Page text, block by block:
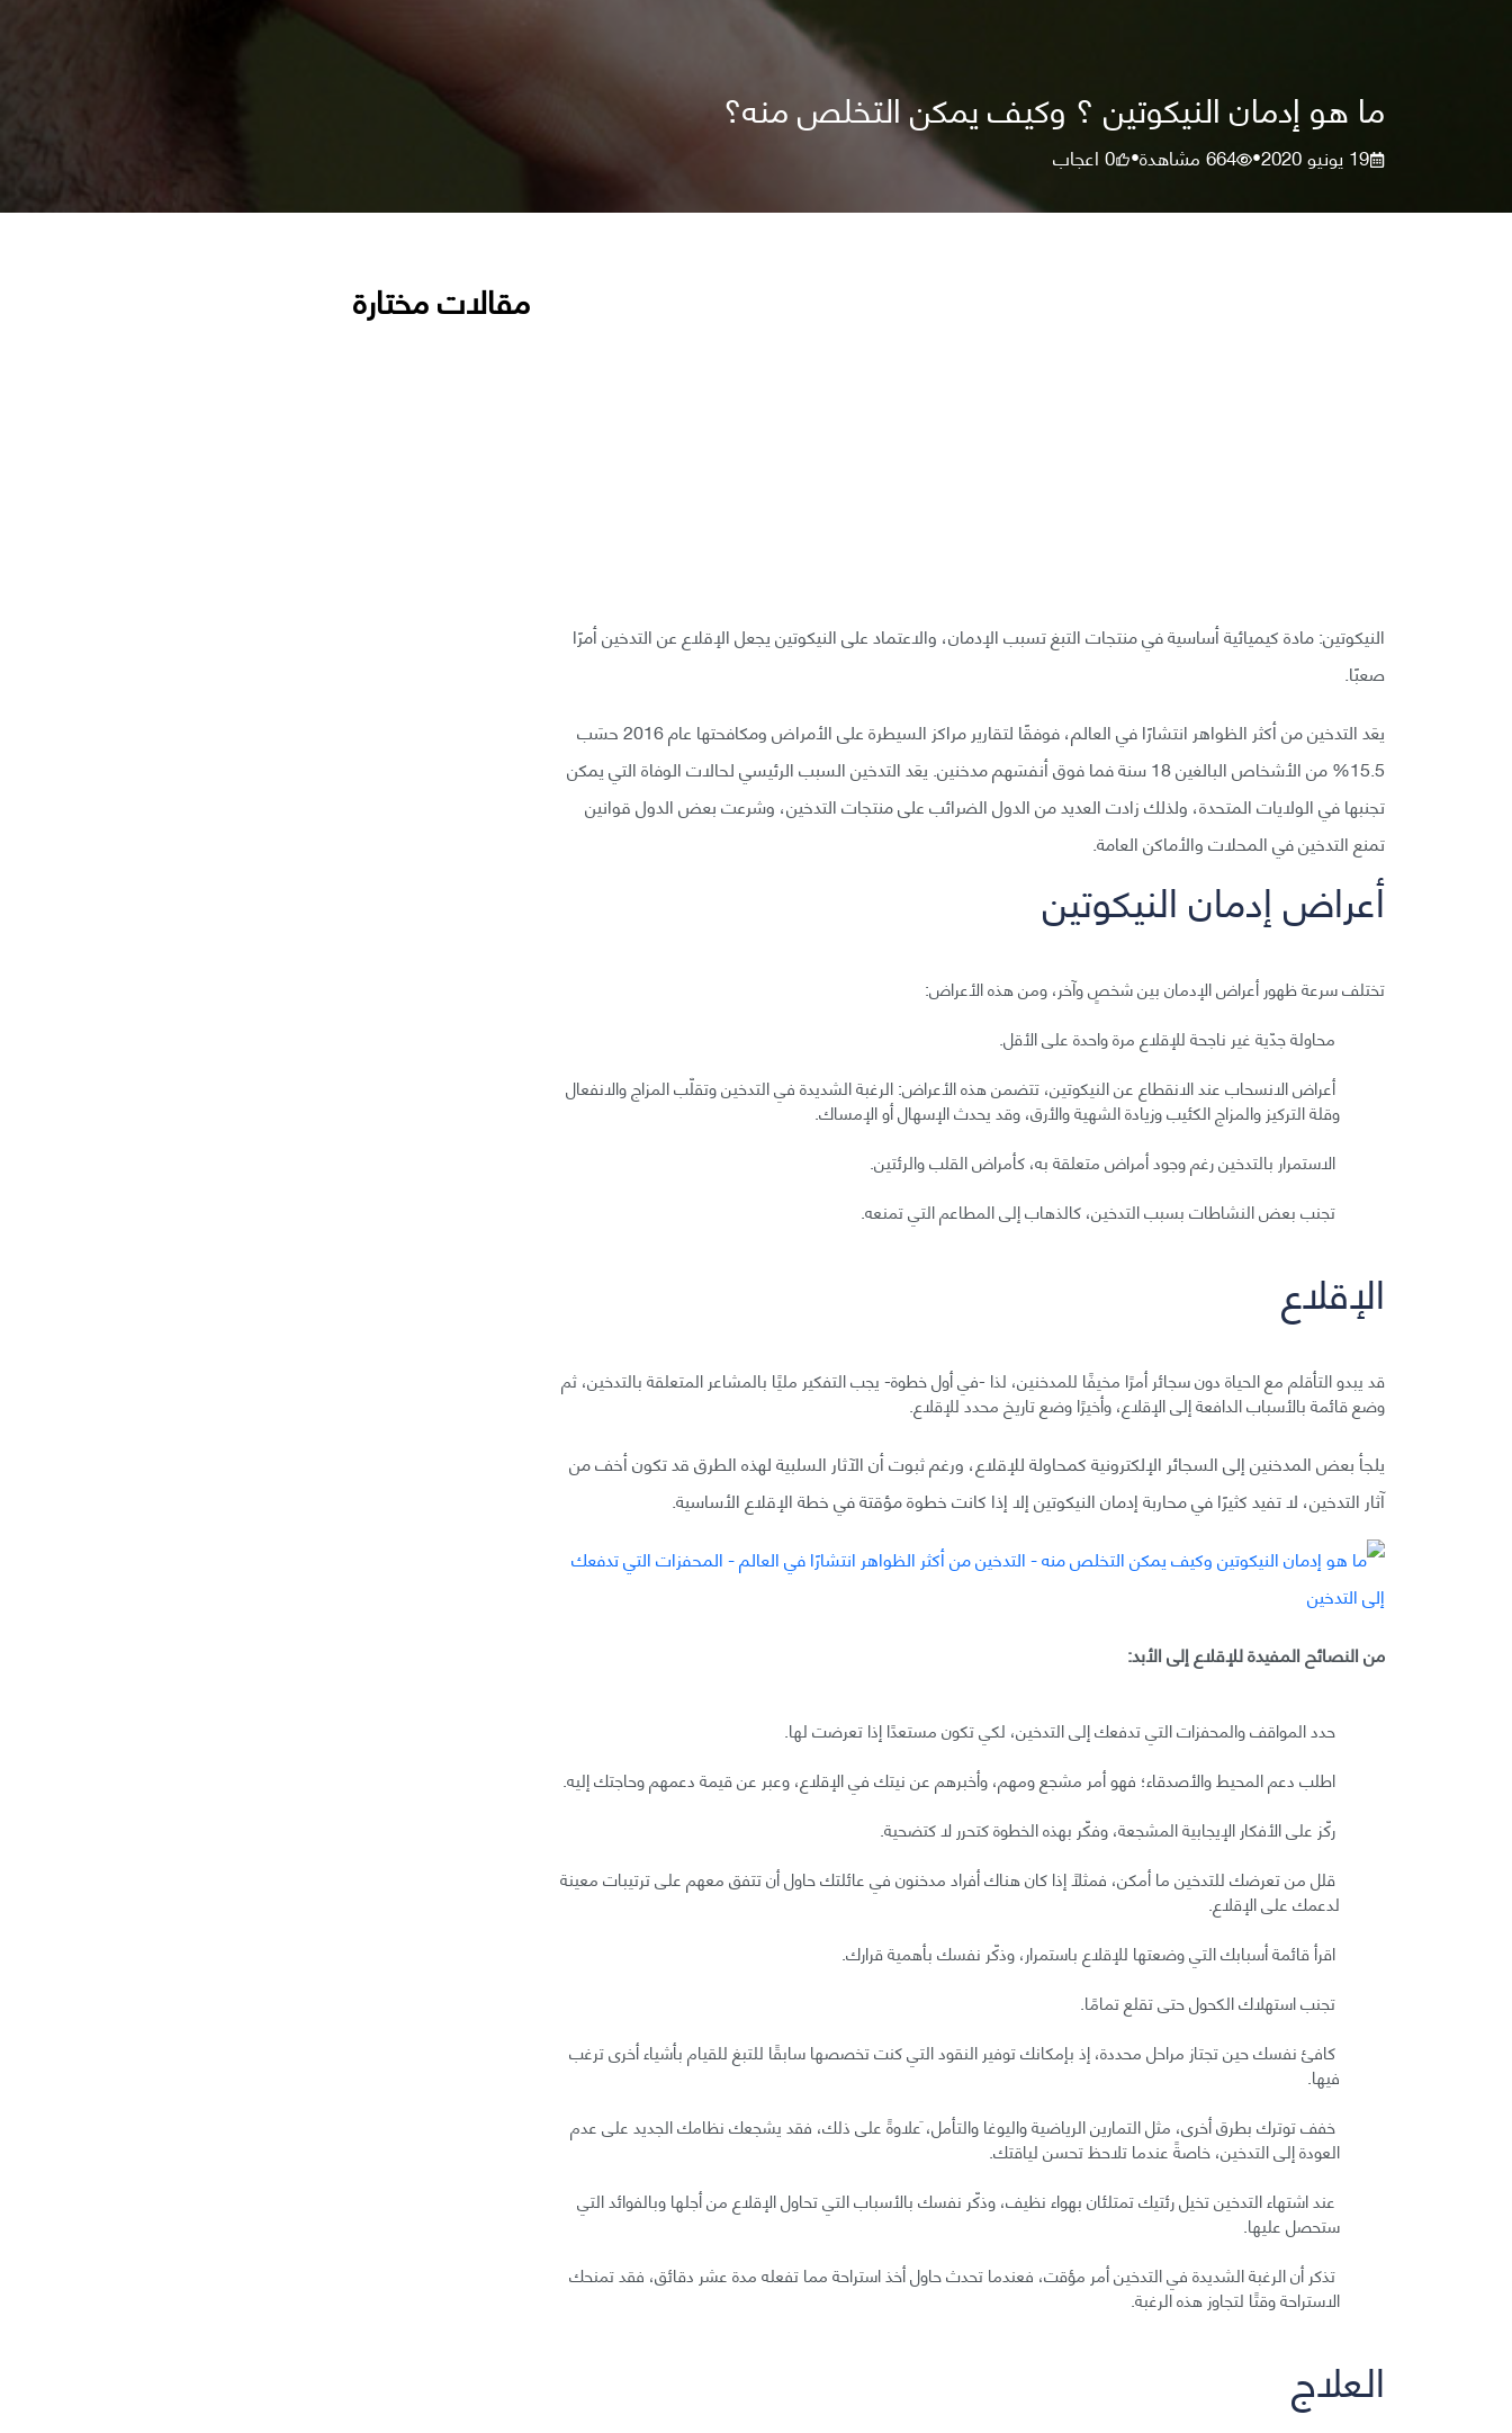
ما هو إدمان النيكوتين ؟ وكيف يمكن التخلص منه؟
19 يونيو 2020 •
664مشاهدة•
0اعجاب
النيكوتين: مادة كيميائية أساسية في منتجات التبغ تسبب الإدمان، والاعتماد على النيكوتين يجعل الإقلاع عن التدخين أمرًا
صعبًا.
يعَد التدخين من أكثر الظواهر انتشارًا في العالم، فوفقًا لتقارير مراكز السيطرة على الأمراض ومكافحتها عام 2016 حسَب
15.5% من الأشخاص البالغين 18 سنة فما فوق أنفسَهم مدخنين. يعَد التدخين السبب الرئيسي لحالات الوفاة التي يمكن
تجنبها في الولايات المتحدة، ولذلك زادت العديد من الدول الضرائب على منتجات التدخين، وشرعت بعض الدول قوانين
تمنع التدخين في المحلات والأماكن العامة.
أعراض إدمان النيكوتين
تختلف سرعة ظهور أعراض الإدمان بين شخصٍ وآخر، ومن هذه الأعراض:
محاولة جدّية غير ناجحة للإقلاع مرة واحدة على الأقل.
أعراض الانسحاب عند الانقطاع عن النيكوتين، تتضمن هذه الأعراض: الرغبة الشديدة في التدخين وتقلّب المزاج والانفعال
وقلة التركيز والمزاج الكئيب وزيادة الشهية والأرق، وقد يحدث الإسهال أو الإمساك.
الاستمرار بالتدخين رغم وجود أمراض متعلقة به، كأمراض القلب والرئتين.
تجنب بعض النشاطات بسبب التدخين، كالذهاب إلى المطاعم التي تمنعه.
الإقلاع
قد يبدو التأقلم مع الحياة دون سجائر أمرًا مخيفًا للمدخنين، لذا -في أول خطوة- يجب التفكير مليًا بالمشاعر المتعلقة بالتدخين، ثم
وضع قائمة بالأسباب الدافعة إلى الإقلاع، وأخيرًا وضع تاريخ محدد للإقلاع.
يلجأ بعض المدخنين إلى السجائر الإلكترونية كمحاولة للإقلاع، ورغم ثبوت أن الآثار السلبية لهذه الطرق قد تكون أخف من
آثار التدخين، لا تفيد كثيرًا في محاربة إدمان النيكوتين إلا إذا كانت خطوة مؤقتة في خطة الإقلاع الأساسية.
من النصائح المفيدة للإقلاع إلى الأبد:
حدد المواقف والمحفزات التي تدفعك إلى التدخين، لكي تكون مستعدًا إذا تعرضت لها.
اطلب دعم المحيط والأصدقاء؛ فهو أمر مشجع ومهم، وأخبرهم عن نيتك في الإقلاع، وعبر عن قيمة دعمهم وحاجتك إليه.
ركّز على الأفكار الإيجابية المشجعة، وفكّر بهذه الخطوة كتحرر لا كتضحية.
قلل من تعرضك للتدخين ما أمكن، فمثلًا إذا كان هناك أفراد مدخنون في عائلتك حاول أن تتفق معهم على ترتيبات معينة
لدعمك على الإقلاع.
اقرأ قائمة أسبابك التي وضعتها للإقلاع باستمرار، وذكّر نفسك بأهمية قرارك.
تجنب استهلاك الكحول حتى تقلع تمامًا.
كافئ نفسك حين تجتاز مراحل محددة، إذ بإمكانك توفير النقود التي كنت تخصصها سابقًا للتبغ للقيام بأشياء أخرى ترغب
فيها.
خفف توترك بطرق أخرى، مثل التمارين الرياضية واليوغا والتأمل، َعلاوةً على ذلك، فقد يشجعك نظامك الجديد على عدم
العودة إلى التدخين، خاصةً عندما تلاحظ تحسن لياقتك.
عند اشتهاء التدخين تخيل رئتيك تمتلئان بهواء نظيف، وذكّر نفسك بالأسباب التي تحاول الإقلاع من أجلها وبالفوائد التي
ستحصل عليها.
تذكر أن الرغبة الشديدة في التدخين أمر مؤقت، فعندما تحدث حاول أخذ استراحة مما تفعله مدة عشر دقائق، فقد تمنحك
الاستراحة وقتًا لتجاوز هذه الرغبة.
العلاج
مقالات مختارة